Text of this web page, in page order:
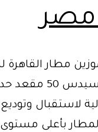
مصر
مطار القاهرة
مجموعة كبيرة؟ نحن نوفر #ايجار #اتوبيس
مثالية لاستقبال
بأعلى